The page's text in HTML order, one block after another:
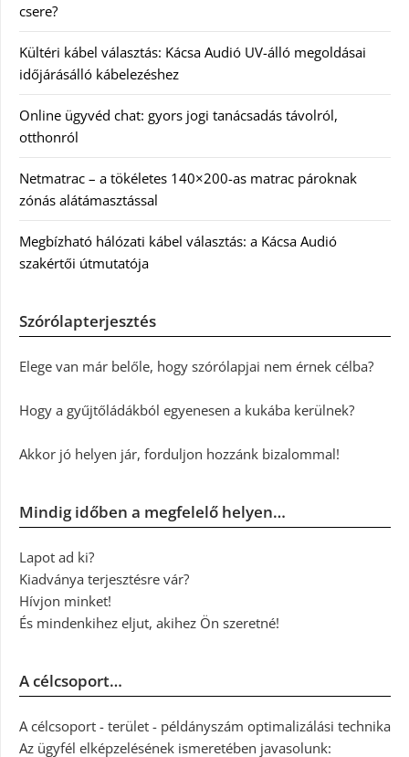
csere?
Kültéri kábel választás: Kácsa Audió UV-álló megoldásai
időjárásálló kábelezéshez
Online ügyvéd chat: gyors jogi tanácsadás távolról,
otthonról
Netmatrac – a tökéletes 140×200-as matrac pároknak
zónás alátámasztással
Megbízható hálózati kábel választás: a Kácsa Audió
szakértői útmutatója
Szórólapterjesztés
Elege van már belőle, hogy szórólapjai nem érnek célba?
Hogy a gyűjtőládákból egyenesen a kukába kerülnek?
Akkor jó helyen jár, forduljon hozzánk bizalommal!
Mindig időben a megfelelő helyen…
Lapot ad ki?
Kiadványa terjesztésre vár?
Hívjon minket!
És mindenkihez eljut, akihez Ön szeretné!
A célcsoport…
A célcsoport - terület - példányszám optimalizálási technika
Az ügyfél elképzelésének ismeretében javasolunk: